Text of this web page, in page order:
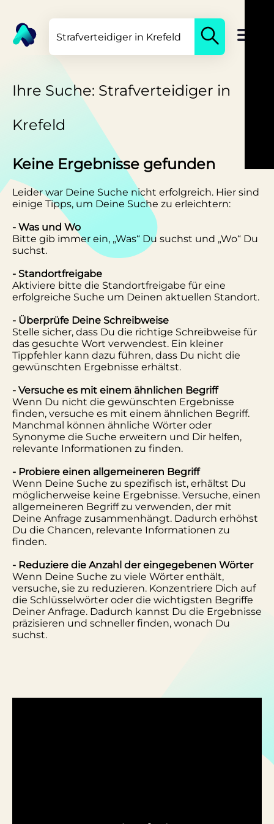
Ihre Suche: Strafverteidiger in
Krefeld
Keine Ergebnisse gefunden
Leider war Deine Suche nicht erfolgreich. Hier sind
einige Tipps, um Deine Suche zu erleichtern:
- Was und Wo
Bitte gib immer ein, „Was“ Du suchst und „Wo“ Du
suchst.
- Standortfreigabe
Aktiviere bitte die Standortfreigabe für eine
erfolgreiche Suche um Deinen aktuellen Standort.
- Überprüfe Deine Schreibweise
Stelle sicher, dass Du die richtige Schreibweise für
das gesuchte Wort verwendest. Ein kleiner
Tippfehler kann dazu führen, dass Du nicht die
gewünschten Ergebnisse erhältst.
- Versuche es mit einem ähnlichen Begriff
Wenn Du nicht die gewünschten Ergebnisse
finden, versuche es mit einem ähnlichen Begriff.
Manchmal können ähnliche Wörter oder
Synonyme die Suche erweitern und Dir helfen,
relevante Informationen zu finden.
- Probiere einen allgemeineren Begriff
Wenn Deine Suche zu spezifisch ist, erhältst Du
möglicherweise keine Ergebnisse. Versuche, einen
allgemeineren Begriff zu verwenden, der mit
Deine Anfrage zusammenhängt. Dadurch erhöhst
Du die Chancen, relevante Informationen zu
finden.
- Reduziere die Anzahl der eingegebenen Wörter
Wenn Deine Suche zu viele Wörter enthält,
versuche, sie zu reduzieren. Konzentriere Dich auf
die Schlüsselwörter oder die wichtigsten Begriffe
Deiner Anfrage. Dadurch kannst Du die Ergebnisse
präzisieren und schneller finden, wonach Du
suchst.